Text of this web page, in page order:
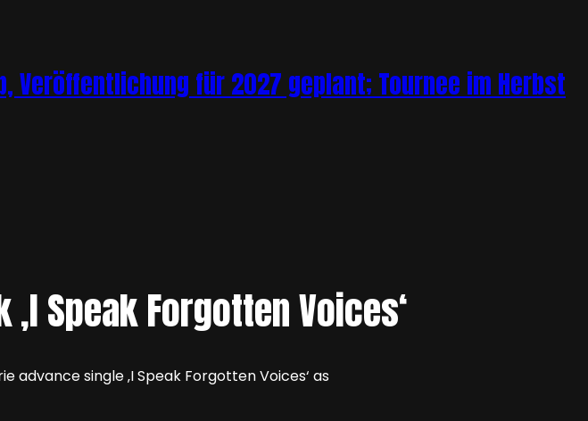
Veröffentlichung für 2027 geplant; Tournee im Herbst
Speak Forgotten Voices‘
advance single ‚I Speak Forgotten Voices‘ as